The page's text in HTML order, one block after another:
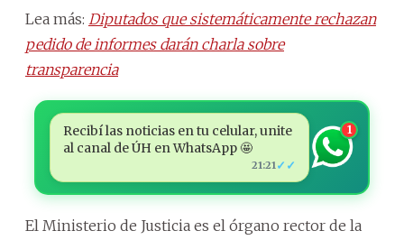
Lea más: Diputados que sistemáticamente rechazan
pedido de informes darán charla sobre
transparencia
Recibí las noticias en tu celular, unite
al canal de ÚH en WhatsApp 🤩
21:21 ✓✓
1
El Ministerio de Justicia es el órgano rector de la